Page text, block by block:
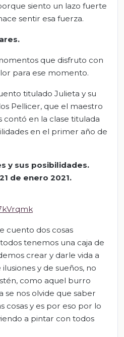
siento un lazo fuerte
sentir esa fuerza.
que disfruto con
para ese momento.
titulado Julieta y su
Pellicer, que el maestro
contó en la clase titulada
en el primer año de
y sus posibilidades.
de enero 2021.
cuento dos cosas
tenemos una caja de
crear y darle vida a
y de sueños, no
como aquel burro
se nos olvide que saber
cosas y es por eso por lo
a pintar con todos